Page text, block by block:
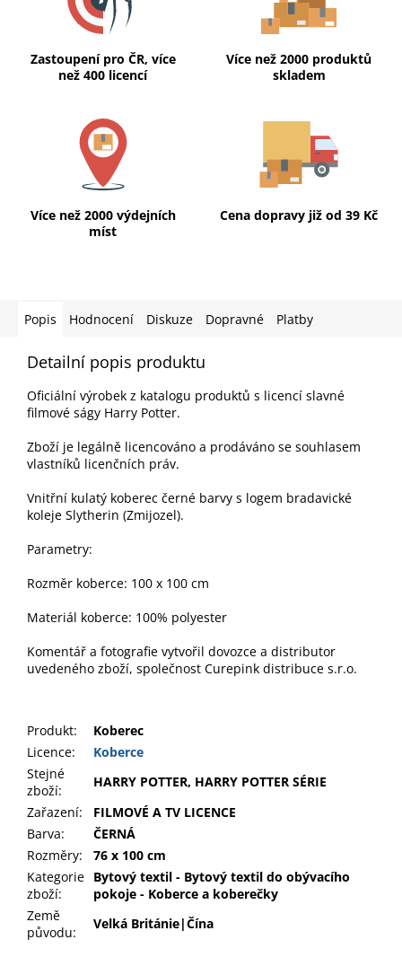
Zastoupení pro ČR, více
než 400 licencí
Více než 2000 produktů
skladem
Více než 2000 výdejních
míst
Cena dopravy již od 39 Kč
Popis Hodnocení Diskuze Dopravné Platby
Detailní popis produktu
Oficiální výrobek z katalogu produktů s licencí slavné
filmové ságy Harry Potter.
Zboží je legálně licencováno a prodáváno se souhlasem
vlastníků licenčních práv.
Vnitřní kulatý koberec černé barvy s logem bradavické
koleje Slytherin (Zmijozel).
Parametry:
Rozměr koberce: 100 x 100 cm
Materiál koberce: 100% polyester
Komentář a fotografie vytvořil dovozce a distributor
uvedeného zboží, společnost Curepink distribuce s.r.o.
Produkt:
Koberec
Licence:
Koberce
Stejné
zboží:
HARRY POTTER, HARRY POTTER SÉRIE
Zařazení:
FILMOVÉ A TV LICENCE
Barva:
ČERNÁ
Rozměry:
76 x 100 cm
Kategorie
zboží:
Bytový textil - Bytový textil do obývacího
pokoje - Koberce a koberečky
Země
původu:
Velká Británie|Čína